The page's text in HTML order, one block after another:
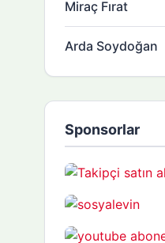
Miraç Fırat
Arda Soydoğan
Sponsorlar